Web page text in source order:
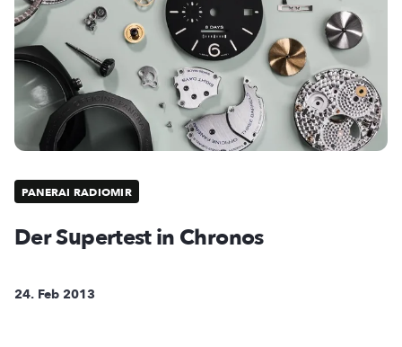
PANERAI RADIOMIR
Der Supertest in Chronos
24. Feb 2013